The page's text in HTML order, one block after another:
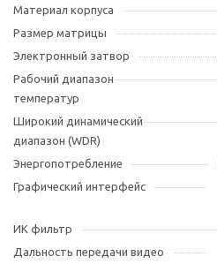
Материал корпуса
Размер матрицы
Электронный затвор
Рабочий диапазон
температур
Широкий динамический
диапазон (WDR)
Энергопотребление
Графический интерфейс
ИК фильтр
Дальность передачи видео